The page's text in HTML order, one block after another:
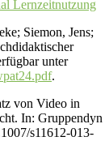
Lernzeitnutzung
Siemon, Jens;
unter
.
von Video in
In: Gruppendyn
s11612-013-